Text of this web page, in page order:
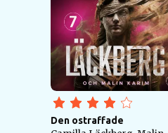
Den ostraffade